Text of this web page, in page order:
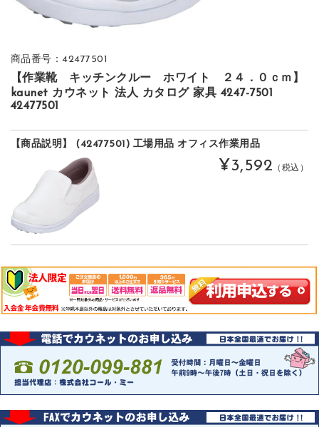
商品番号：42477501
【作業靴 キッチンクルー ホワイト ２４．０ｃｍ】
kaunet カウネット 法人 カタログ 家具 4247-7501
42477501
【商品説明】 (42477501) 工場用品 オフィス作業用品
¥3,592 （税込）